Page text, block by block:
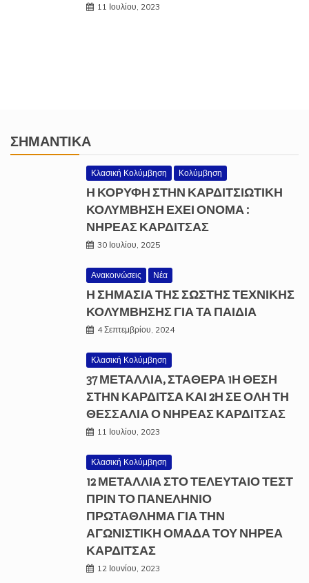
11 Ιουλίου, 2023
ΣΗΜΑΝΤΙΚΆ
Κλασική Κολύμβηση Κολύμβηση
Η ΚΟΡΥΦΗ ΣΤΗΝ ΚΑΡΔΙΤΣΙΩΤΙΚΗ
ΚΟΛΥΜΒΗΣΗ ΕΧΕΙ ΟΝΟΜΑ :
ΝΗΡΕΑΣ ΚΑΡΔΙΤΣΑΣ
30 Ιουλίου, 2025
Ανακοινώσεις Νέα
Η ΣΗΜΑΣΙΑ ΤΗΣ ΣΩΣΤΗΣ ΤΕΧΝΙΚΗΣ
ΚΟΛΥΜΒΗΣΗΣ ΓΙΑ ΤΑ ΠΑΙΔΙΑ
4 Σεπτεμβρίου, 2024
Κλασική Κολύμβηση
37 ΜΕΤΆΛΛΙΑ, ΣΤΑΘΕΡΆ 1Η ΘΈΣΗ
ΣΤΗΝ ΚΑΡΔΊΤΣΑ ΚΑΙ 2Η ΣΕ ΌΛΗ ΤΗ
ΘΕΣΣΑΛΊΑ Ο ΝΗΡΈΑΣ ΚΑΡΔΊΤΣΑΣ
11 Ιουλίου, 2023
Κλασική Κολύμβηση
12 ΜΕΤΑΛΛΙΑ ΣΤΟ ΤΕΛΕΥΤΑΙΟ ΤΕΣΤ
ΠΡΙΝ ΤΟ ΠΑΝΕΛΗΝΙΟ
ΠΡΩΤΑΘΛΗΜΑ ΓΙΑ ΤΗΝ
ΑΓΩΝΙΣΤΙΚΗ ΟΜΑΔΑ ΤΟΥ ΝΗΡΕΑ
ΚΑΡΔΙΤΣΑΣ
12 Ιουνίου, 2023